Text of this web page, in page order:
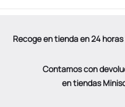
Recoge en tienda en 24
Contamos con
en tiendas